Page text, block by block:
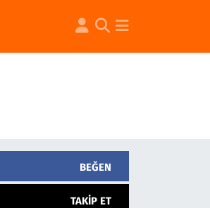
BEĞEN
TAKIP ET